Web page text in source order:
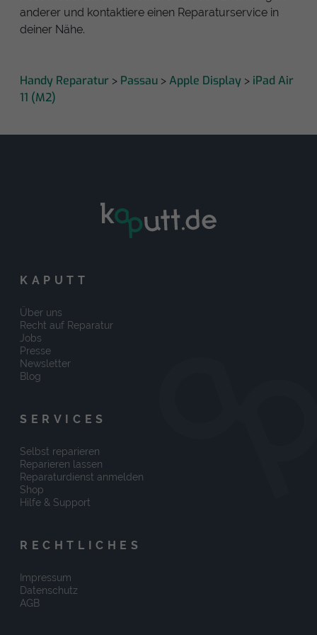
anderer und kontaktiere einen Reparaturservice in
deiner Nähe.
Handy Reparatur > Passau > Apple Display > iPad Air
11 (M2)
KAPUTT
Über uns
Recht auf Reparatur
Jobs
Presse
Newsletter
Blog
SERVICES
Selbst reparieren
Reparieren lassen
Reparaturdienst anmelden
Shop
Hilfe & Support
RECHTLICHES
Impressum
Datenschutz
AGB